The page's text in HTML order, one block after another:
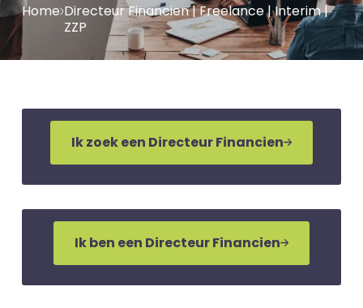
Home Directeur Financien | Freelance | Interim |
ZZP
Ik zoek een Directeur Financien
Ik ben een Directeur Financien